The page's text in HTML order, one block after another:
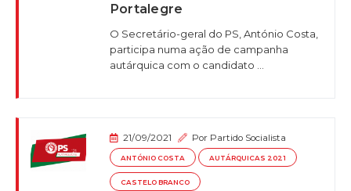
Portalegre
O Secretário-geral do PS, António Costa,
participa numa ação de campanha
autárquica com o candidato ...
21/09/2021 Por Partido Socialista
ANTÓNIO COSTA AUTÁRQUICAS 2021
CASTELO BRANCO